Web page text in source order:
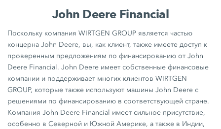
John Deere Financial
Поскольку компания WIRTGEN GROUP является частью
концерна John Deere, вы, как клиент, также имеете доступ к
проверенным предложениям по финансированию от John
Deere Financial. John Deere имеет собственные финансовые
компании и поддерживает многих клиентов WIRTGEN
GROUP, которые также используют машины John Deere с
решениями по финансированию в соответствующей стране.
Компания John Deere Financial имеет сильное присутствие,
особенно в Северной и Южной Америке, а также в Индии,